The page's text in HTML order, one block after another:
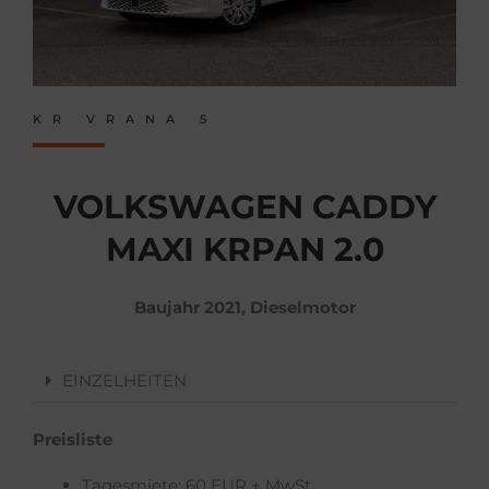
KR VRANA 5
VOLKSWAGEN CADDY
MAXI KRPAN 2.0
Baujahr 2021, Dieselmotor
EINZELHEITEN
Preisliste